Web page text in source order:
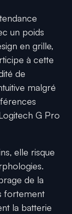
un poids
en grille,
à cette
de
malgré
G Pro
elle risque
de la
fortement
la batterie